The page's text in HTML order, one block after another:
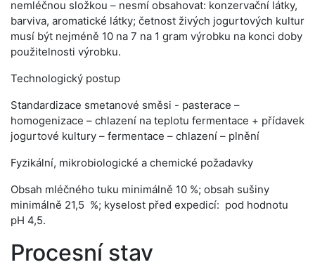
nemléčnou složkou – nesmí obsahovat: konzervační látky,
barviva, aromatické látky; četnost živých jogurtových kultur
musí být nejméně 10 na 7 na 1 gram výrobku na konci doby
použitelnosti výrobku.
Technologický postup
Standardizace smetanové směsi - pasterace –
homogenizace – chlazení na teplotu fermentace + přídavek
jogurtové kultury – fermentace – chlazení – plnění
Fyzikální, mikrobiologické a chemické požadavky
Obsah mléčného tuku minimálně 10 %; obsah sušiny
minimálně 21,5 %; kyselost před expedicí: pod hodnotu
pH 4,5.
Procesní stav